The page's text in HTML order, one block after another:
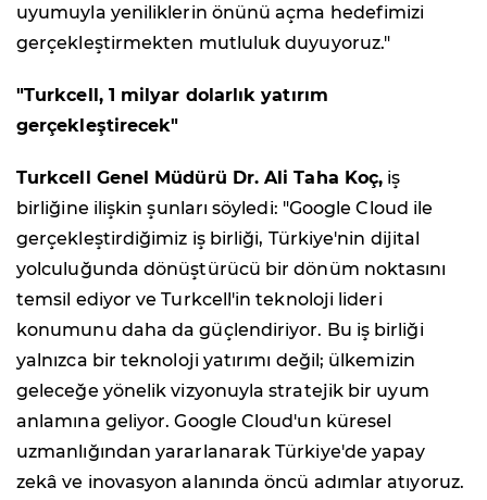
uyumuyla yeniliklerin önünü açma hedefimizi
gerçekleştirmekten mutluluk duyuyoruz."
"Turkcell, 1 milyar dolarlık yatırım
gerçekleştirecek"
Turkcell Genel Müdürü Dr. Ali Taha Koç, iş
birliğine ilişkin şunları söyledi: "Google Cloud ile
gerçekleştirdiğimiz iş birliği, Türkiye'nin dijital
yolculuğunda dönüştürücü bir dönüm noktasını
temsil ediyor ve Turkcell'in teknoloji lideri
konumunu daha da güçlendiriyor. Bu iş birliği
yalnızca bir teknoloji yatırımı değil; ülkemizin
geleceğe yönelik vizyonuyla stratejik bir uyum
anlamına geliyor. Google Cloud'un küresel
uzmanlığından yararlanarak Türkiye'de yapay
zekâ ve inovasyon alanında öncü adımlar atıyoruz.